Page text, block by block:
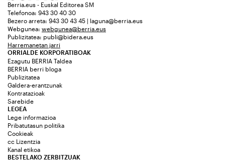
Berria.eus - Euskal Editorea SM
Telefonoa: 943 30 40 30
Bezero arreta: 943 30 43 45 | laguna@berria.eus
Webgunea: webgunea@berria.eus
Publizitatea: publi@bidera.eus
Harremanetan jarri
ORRIALDE KORPORATIBOAK
Ezagutu BERRIA Taldea
BERRIA berri bloga
Publizitatea
Galdera-erantzunak
Kontratazioak
Sarebide
LEGEA
Lege informazioa
Pribatutasun politika
Cookieak
cc Lizentzia
Kanal etikoa
BESTELAKO ZERBITZUAK